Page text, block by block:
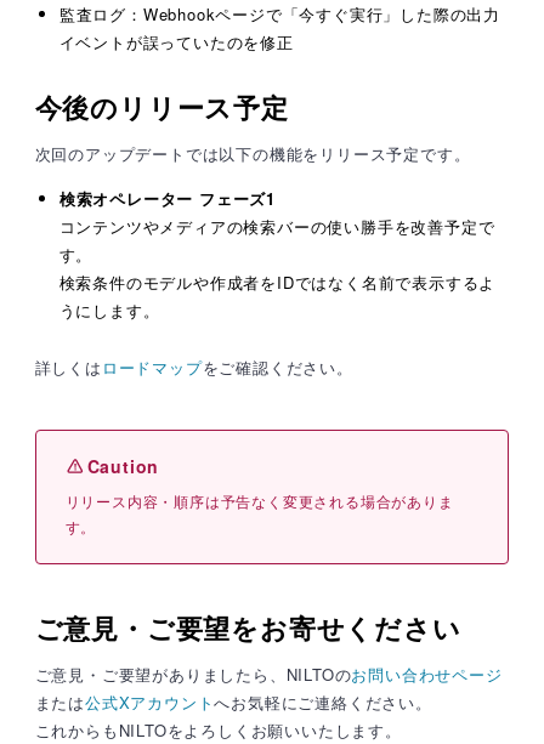
監査ログ：Webhookページで「今すぐ実行」した際の出力
イベントが誤っていたのを修正
今後のリリース予定
次回のアップデートでは以下の機能をリリース予定です。
検索オペレーター フェーズ1
コンテンツやメディアの検索バーの使い勝手を改善予定で
す。
検索条件のモデルや作成者をIDではなく名前で表示するよ
うにします。
詳しくは ロードマップをご確認ください。
リリース内容・順序は予告なく変更される場合がありま
す。
ご意見・ご要望をお寄せください
ご意見・ご要望がありましたら、NILTOのお問い合わせページ
または公式Xアカウントへお気軽にご連絡ください。
これからもNILTOをよろしくお願いいたします。